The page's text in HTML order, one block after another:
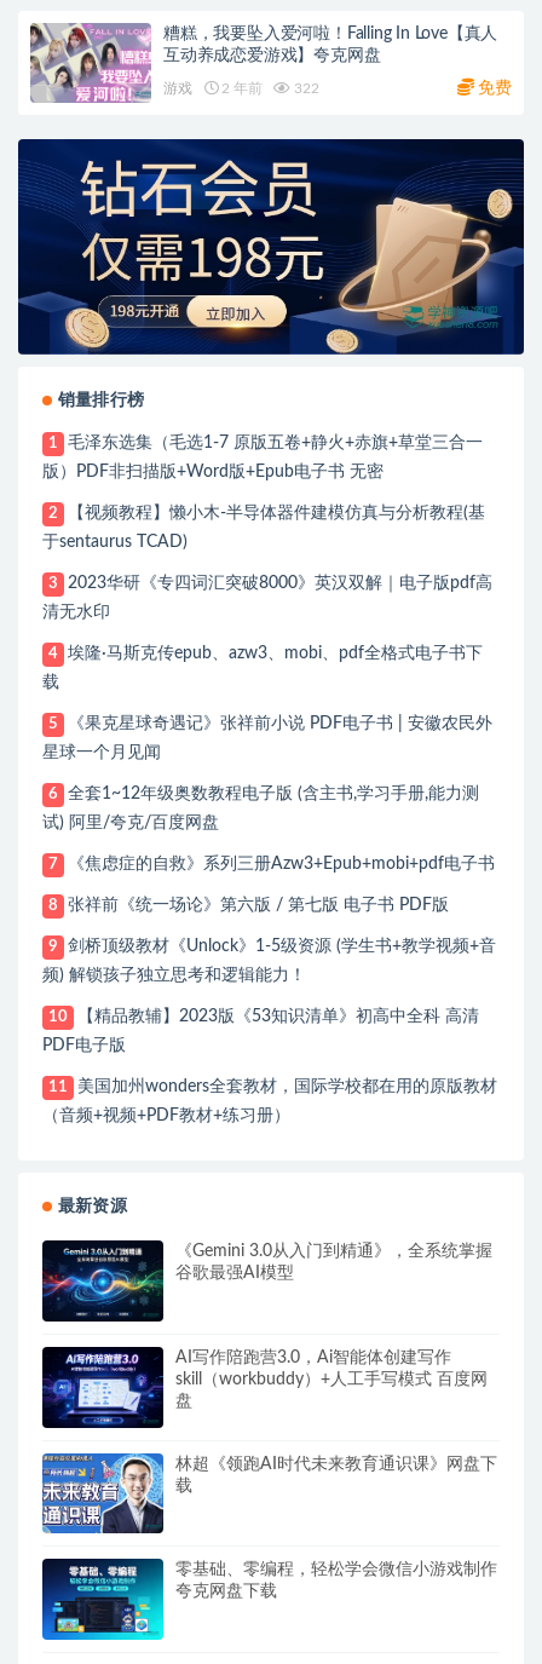
糟糕，我要坠入爱河啦！Falling In Love【真人
互动养成恋爱游戏】夸克网盘
游戏 2 年前 322 免费
销量排行榜
1
毛泽东选集（毛选1-7 原版五卷+静火+赤旗+草堂三合一
版）PDF非扫描版+Word版+Epub电子书 无密
2
【视频教程】懒小木-半导体器件建模仿真与分析教程(基
于sentaurus TCAD)
3
2023华研《专四词汇突破8000》英汉双解｜电子版pdf高
清无水印
4
埃隆·马斯克传epub、azw3、mobi、pdf全格式电子书下
载
5
《果克星球奇遇记》张祥前小说 PDF电子书 | 安徽农民外
星球一个月见闻
6
全套1~12年级奥数教程电子版 (含主书,学习手册,能力测
试) 阿里/夸克/百度网盘
7 《焦虑症的自救》系列三册Azw3+Epub+mobi+pdf电子书
8 张祥前《统一场论》第六版 / 第七版 电子书 PDF版
9
剑桥顶级教材《Unlock》1-5级资源 (学生书+教学视频+音
频) 解锁孩子独立思考和逻辑能力！
10
【精品教辅】2023版《53知识清单》初高中全科 高清
PDF电子版
11
美国加州wonders全套教材，国际学校都在用的原版教材
（音频+视频+PDF教材+练习册）
最新资源
《Gemini 3.0从入门到精通》，全系统掌握
谷歌最强AI模型
AI写作陪跑营3.0，Ai智能体创建写作
skill（workbuddy）+人工手写模式 百度网
盘
林超《领跑AI时代未来教育通识课》网盘下
载
零基础、零编程，轻松学会微信小游戏制作
夸克网盘下载